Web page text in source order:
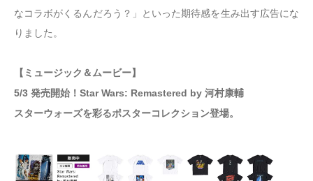
なコラボがくるんだろう？」といった期待感を生み出す広告にな
りました。
【ミュージック＆ムービー】
5/3 発売開始！Star Wars: Remastered by 河村康輔
スターウォーズを彩るポスターコレクション登場。